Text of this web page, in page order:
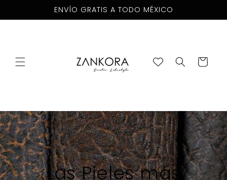
ENVÍO GRATIS A TODO MÉXICO
Cart